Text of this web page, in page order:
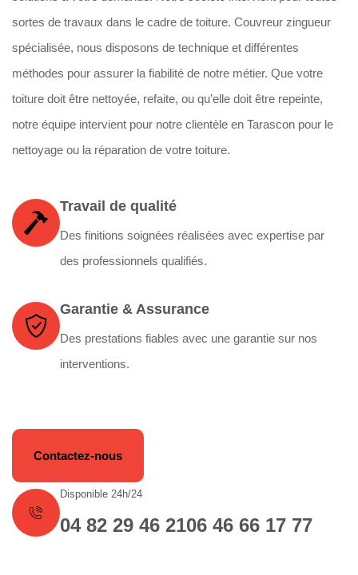
sortes de travaux dans le cadre de toiture. Couvreur zingueur
spécialisée, nous disposons de technique et différentes
méthodes pour assurer la fiabilité de notre métier. Que votre
toiture doit être nettoyée, refaite, ou qu’elle doit être repeinte,
notre équipe intervient pour notre clientèle en Tarascon pour le
nettoyage ou la réparation de votre toiture.
Travail de qualité
Des finitions soignées réalisées avec expertise par
des professionnels qualifiés.
Garantie & Assurance
Des prestations fiables avec une garantie sur nos
interventions.
Contactez-nous
Disponible 24h/24
04 82 29 46 2106 46 66 17 77